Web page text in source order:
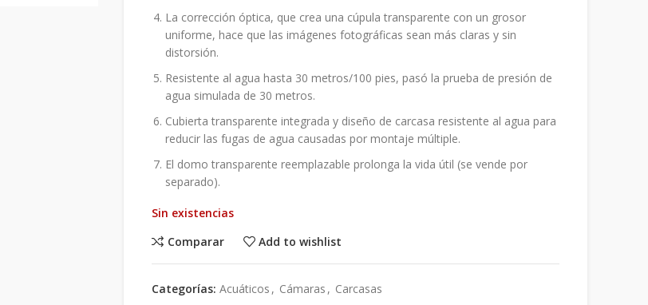
La corrección óptica, que crea una cúpula transparente con un grosor
uniforme, hace que las imágenes fotográficas sean más claras y sin
distorsión.
Resistente al agua hasta 30 metros/100 pies, pasó la prueba de presión de
agua simulada de 30 metros.
Cubierta transparente integrada y diseño de carcasa resistente al agua para
reducir las fugas de agua causadas por montaje múltiple.
El domo transparente reemplazable prolonga la vida útil (se vende por
separado).
Sin existencias
Comparar
Add to wishlist
Categorías: Acuáticos , Cámaras , Carcasas